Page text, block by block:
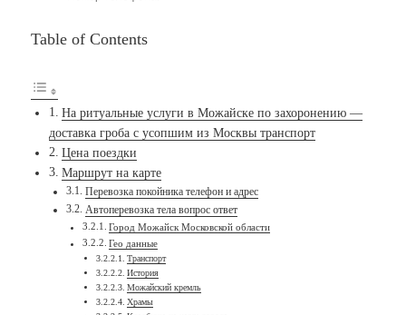
Table of Contents
На ритуальные услуги в Можайске по захоронению —
доставка гроба с усопшим из Москвы транспорт
Цена поездки
Маршрут на карте
Перевозка покойника телефон и адрес
Автоперевозка тела вопрос ответ
Город Можайск Московской области
Гео данные
Транспорт
История
Можайский кремль
Храмы